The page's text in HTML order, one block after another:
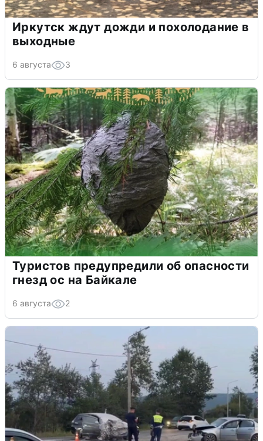
Иркутск ждут дожди и похолодание в
выходные
6 августа 3
Туристов предупредили об опасности
гнезд ос на Байкале
6 августа 2